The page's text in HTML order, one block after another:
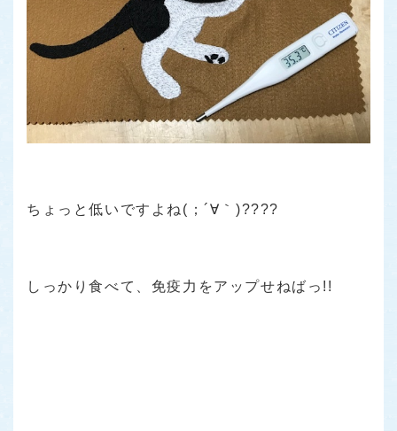
ちょっと低いですよね(；´∀｀)????
しっかり食べて、免疫力をアップせねばっ!!